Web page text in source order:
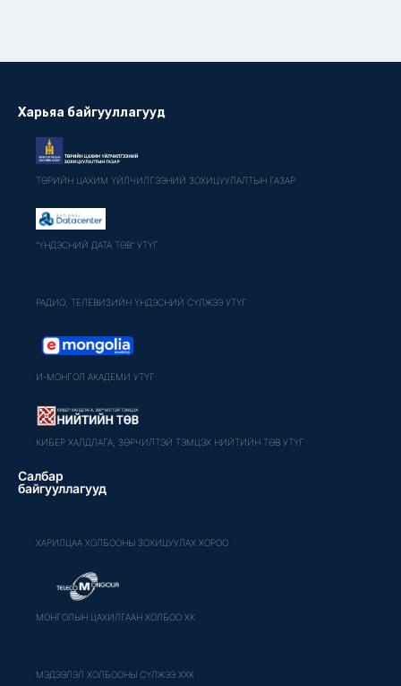
Харьяа байгууллагууд
ТӨРИЙН ЦАХИМ ҮЙЛЧИЛГЭЭНИЙ ЗОХИЦУУЛАЛТЫН ГАЗАР
"ҮНДЭСНИЙ ДАТА ТӨВ" УТҮГ
РАДИО, ТЕЛЕВИЗИЙН ҮНДЭСНИЙ СҮЛЖЭЭ УТҮГ
И-МОНГОЛ АКАДЕМИ УТҮГ
КИБЕР ХАЛДЛАГА, ЗӨРЧИЛТЭЙ ТЭМЦЭХ НИЙТИЙН ТӨВ УТҮГ
Салбар
байгууллагууд
ХАРИЛЦАА ХОЛБООНЫ ЗОХИЦУУЛАХ ХОРОО
МОНГОЛЫН ЦАХИЛГААН ХОЛБОО ХК
МЭДЭЭЛЭЛ ХОЛБООНЫ СҮЛЖЭЭ ХХК